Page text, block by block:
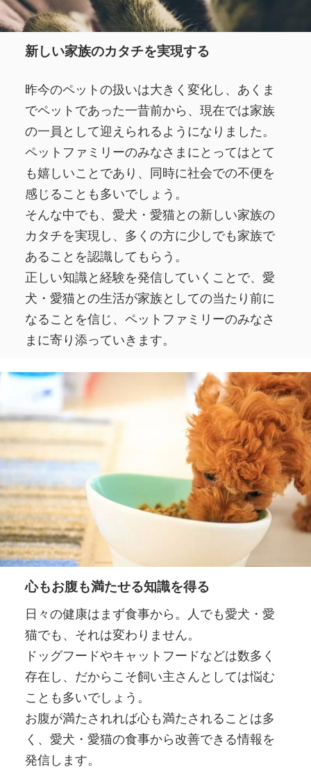
新しい家族のカタチを実現する
昨今のペットの扱いは大きく変化し、あくま
でペットであった一昔前から、現在では家族
の一員として迎えられるようになりました。
ペットファミリーのみなさまにとってはとて
も嬉しいことであり、同時に社会での不便を
感じることも多いでしょう。
そんな中でも、愛犬・愛猫との新しい家族の
カタチを実現し、多くの方に少しでも家族で
あることを認識してもらう。
正しい知識と経験を発信していくことで、愛
犬・愛猫との生活が家族としての当たり前に
なることを信じ、ペットファミリーのみなさ
まに寄り添っていきます。
心もお腹も満たせる知識を得る
日々の健康はまず食事から。人でも愛犬・愛
猫でも、それは変わりません。
ドッグフードやキャットフードなどは数多く
存在し、だからこそ飼い主さんとしては悩む
ことも多いでしょう。
お腹が満たされれば心も満たされることは多
く、愛犬・愛猫の食事から改善できる情報を
発信します。